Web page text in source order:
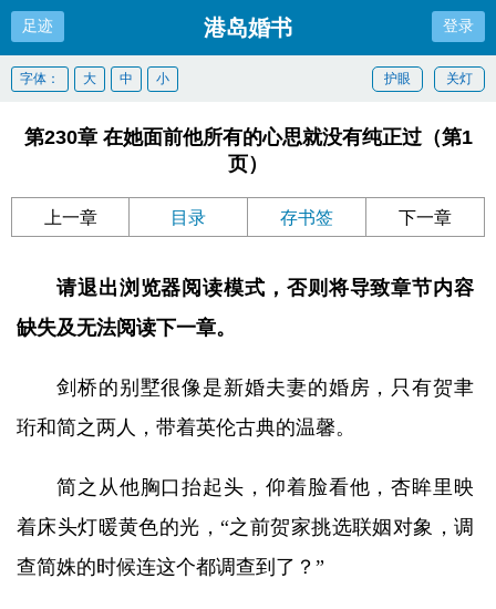
足迹 港岛婚书 登录
关灯
护眼
字体： 大 中 小
第230章 在她面前他所有的心思就没有纯正过（第1
页）
上一章 目录 存书签 下一章
请退出浏览器阅读模式，否则将导致章节内容
缺失及无法阅读下一章。
剑桥的别墅很像是新婚夫妻的婚房，只有贺聿
珩和简之两人，带着英伦古典的温馨。
简之从他胸口抬起头，仰着脸看他，杏眸里映
着床头灯暖黄色的光，“之前贺家挑选联姻对象，调
查简姝的时候连这个都调查到了？”